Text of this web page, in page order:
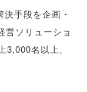
決手段を企画・
営ソリューショ
3,000名以上、